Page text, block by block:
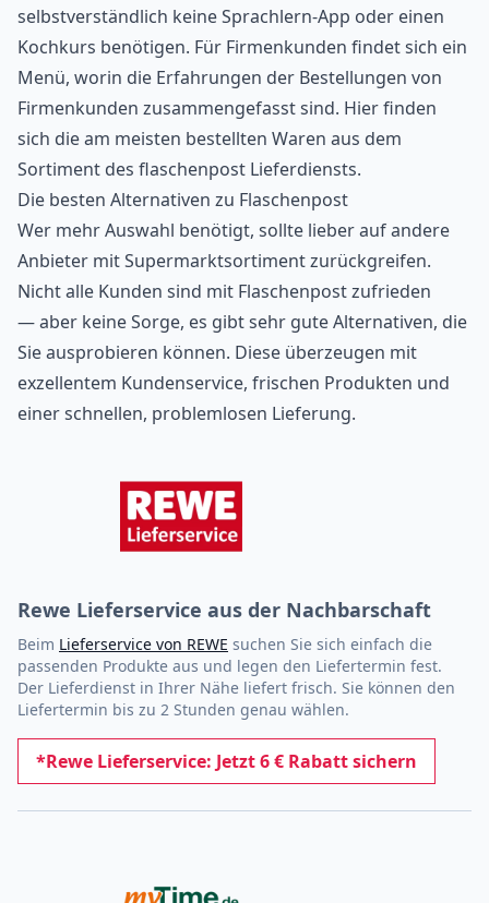
selbstverständlich keineSprachlern-App oder einen
Kochkurs benötigen. Für Firmenkunden findet sich ein
Menü, worin die Erfahrungen der Bestellungen von
Firmenkunden zusammengefasst sind. Hier finden
sich die am meisten bestellten Waren aus dem
Sortiment des flaschenpost Lieferdiensts.
Die besten Alternativen zu Flaschenpost
Wer mehr Auswahl benötigt, sollte lieber auf andere
Anbieter mit Supermarktsortiment zurückgreifen.
Nicht alle Kunden sind mit Flaschenpost zufrieden
— aber keine Sorge, es gibt sehr gute Alternativen, die
Sie ausprobieren können. Diese überzeugen mit
exzellentem Kundenservice, frischen Produkten und
einer schnellen, problemlosen Lieferung.
Rewe Lieferservice aus der Nachbarschaft
Beim Lieferservice von REWE suchen Sie sich einfach die
passenden Produkte aus und legen den Liefertermin fest.
Der Lieferdienst in Ihrer Nähe liefert frisch. Sie können den
Liefertermin bis zu 2 Stunden genau wählen.
*Rewe Lieferservice: Jetzt 6 € Rabatt sichern